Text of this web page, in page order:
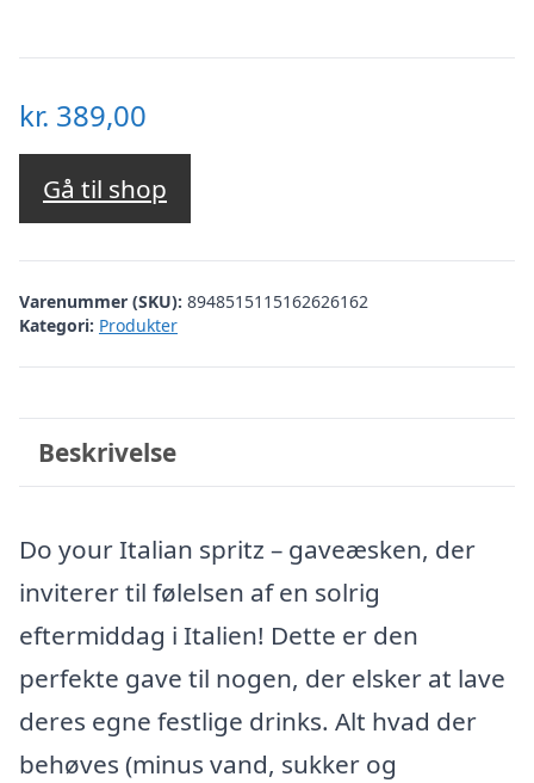
kr. 389,00
Gå til shop
Varenummer (SKU): 8948515115162626162
Kategori: Produkter
Beskrivelse
Do your Italian spritz – gaveæsken, der
inviterer til følelsen af en solrig
eftermiddag i Italien! Dette er den
perfekte gave til nogen, der elsker at lave
deres egne festlige drinks. Alt hvad der
behøves (minus vand, sukker og